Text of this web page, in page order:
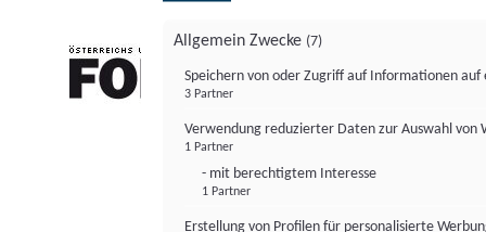
Allgemein Zwecke (7)
Speichern von oder Zugriff auf Informationen auf
3 Partner
Verwendung reduzierter Daten zur Auswahl von
1 Partner
- mit berechtigtem Interesse
1 Partner
Erstellung von Profilen für personalisierte
FONDS professionell